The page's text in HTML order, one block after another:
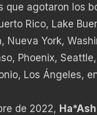
que agotaron los
Rico, Lake
Nueva York,
Phoenix,
Los Ángeles,
de 2022, Ha*Ash